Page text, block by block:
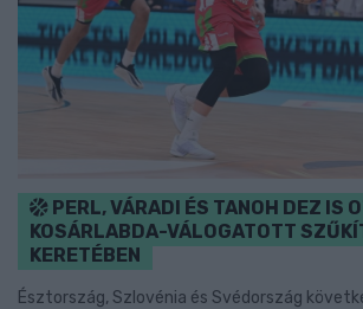
PERL, VÁRADI ÉS TANOH DEZ IS
KOSÁRLABDA-VÁLOGATOTT
KERETÉBEN
Észtország, Szlovénia és Svédország